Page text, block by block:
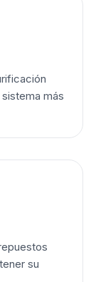
más
su